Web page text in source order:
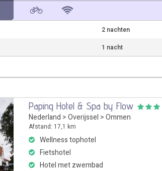
2 nachten
1 nacht
Paping Hotel & Spa by Flow
Nederland > Overijssel > Ommen
Afstand: 17,1 km
Wellness tophotel
Fietshotel
Hotel met zwembad